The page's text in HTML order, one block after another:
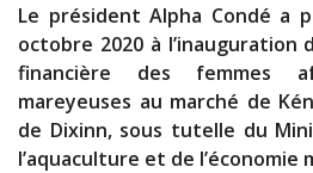
Le président Alpha Condé a
octobre 2020 à l’inauguration
financière des femmes
mareyeuses au marché de
de Dixinn, sous tutelle du
l’aquaculture et de l’économie